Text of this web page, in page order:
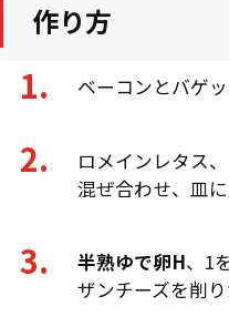
作り方
ベーコンとバゲ
ロメインレタス
混ぜ合わせ、皿に
半熟ゆで卵H、1
ザンチーズを削り